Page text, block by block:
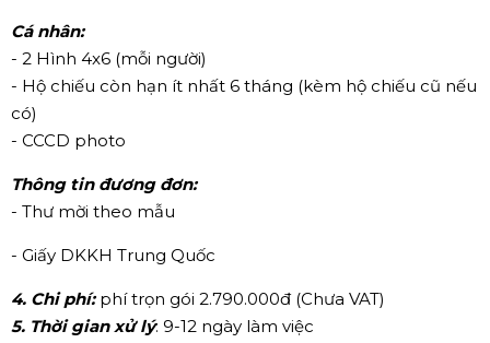
Cá nhân:
- 2 Hình 4x6 (mỗi người)
- Hộ chiếu còn hạn ít nhất 6 tháng (kèm hộ chiếu cũ nếu
có)
- CCCD photo
Thông tin đương đơn:
- Thư mời theo mẫu
- Giấy DKKH Trung Quốc
4. Chi phí: phí trọn gói 2.790.000đ (Chưa VAT)
5. Thời gian xử lý: 9-12 ngày làm việc